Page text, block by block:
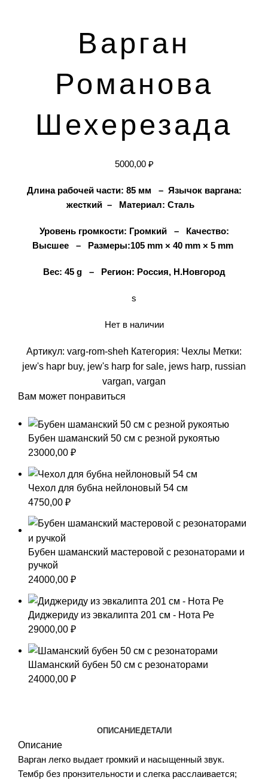
Варган
Романова
Шехерезада
5000,00 ₽
Длина рабочей части: 85 мм – Язычок варгана:
жесткий – Материал: Сталь
Уровень громкости: Громкий – Качество:
Высшее – Размеры:105 mm × 40 mm × 5 mm
Вес: 45 g – Регион: Россия, Н.Новгород
s
Нет в наличии
Артикул: varg-rom-sheh Категория: Чехлы Метки:
jew's hapr buy, jew's harp for sale, jews harp, russian
vargan, vargan
Вам может понравиться
Бубен шаманский 50 см с резной рукоятью
23000,00 ₽
Чехол для бубна нейлоновый 54 см
4750,00 ₽
Бубен шаманский мастеровой с резонаторами и
ручкой
24000,00 ₽
Диджериду из эвкалипта 201 см - Нота Ре
29000,00 ₽
Шаманский бубен 50 см с резонаторами
24000,00 ₽
ОПИСАНИЕДЕТАЛИ
Описание
Варган легко выдает громкий и насыщенный звук.
Тембр без пронзительности и слегка расслаивается;